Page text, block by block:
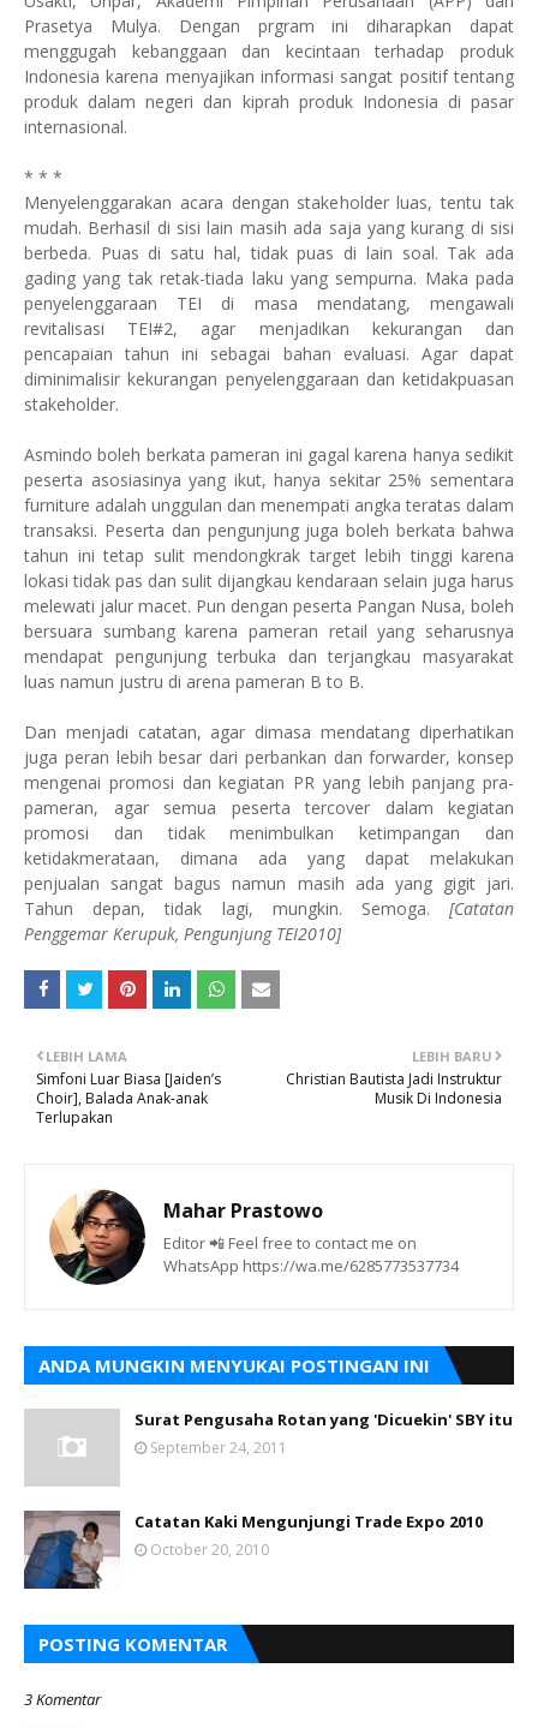
Prasetya Mulya. Dengan prgram ini diharapkan dapat
menggugah kebanggaan dan kecintaan terhadap produk
Indonesia karena menyajikan informasi sangat positif tentang
produk dalam negeri dan kiprah produk Indonesia di pasar
internasional.
* * *
Menyelenggarakan acara dengan stakeholder luas, tentu tak
mudah. Berhasil di sisi lain masih ada saja yang kurang di sisi
berbeda. Puas di satu hal, tidak puas di lain soal. Tak ada
gading yang tak retak-tiada laku yang sempurna. Maka pada
penyelenggaraan TEI di masa mendatang, mengawali
revitalisasi TEI#2, agar menjadikan kekurangan dan
pencapaian tahun ini sebagai bahan evaluasi. Agar dapat
diminimalisir kekurangan penyelenggaraan dan ketidakpuasan
stakeholder.
Asmindo boleh berkata pameran ini gagal karena hanya sedikit
peserta asosiasinya yang ikut, hanya sekitar 25% sementara
furniture adalah unggulan dan menempati angka teratas dalam
transaksi. Peserta dan pengunjung juga boleh berkata bahwa
tahun ini tetap sulit mendongkrak target lebih tinggi karena
lokasi tidak pas dan sulit dijangkau kendaraan selain juga harus
melewati jalur macet. Pun dengan peserta Pangan Nusa, boleh
bersuara sumbang karena pameran retail yang seharusnya
mendapat pengunjung terbuka dan terjangkau masyarakat
luas namun justru di arena pameran B to B.
Dan menjadi catatan, agar dimasa mendatang diperhatikan
juga peran lebih besar dari perbankan dan forwarder, konsep
mengenai promosi dan kegiatan PR yang lebih panjang pra-
pameran, agar semua peserta tercover dalam kegiatan
promosi dan tidak menimbulkan ketimpangan dan
ketidakmerataan, dimana ada yang dapat melakukan
penjualan sangat bagus namun masih ada yang gigit jari.
Tahun depan, tidak lagi, mungkin. Semoga. [Catatan
Penggemar Kerupuk, Pengunjung TEI2010]
LEBIH BARU
Christian Bautista Jadi Instruktur
Musik Di Indonesia
LEBIH LAMA
Simfoni Luar Biasa [Jaiden’s
Choir], Balada Anak-anak
Terlupakan
Mahar Prastowo
Editor 📲 Feel free to contact me on
WhatsApp https://wa.me/6285773537734
ANDA MUNGKIN MENYUKAI POSTINGAN INI
Surat Pengusaha Rotan yang 'Dicuekin' SBY itu
September 24, 2011
Catatan Kaki Mengunjungi Trade Expo 2010
October 20, 2010
POSTING KOMENTAR
3 Komentar